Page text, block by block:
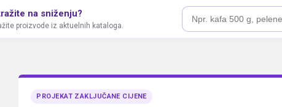
na sniženju?
proizvode iz aktuelnih kataloga.
PROJEKAT ZAKLJUČANE CIJENE